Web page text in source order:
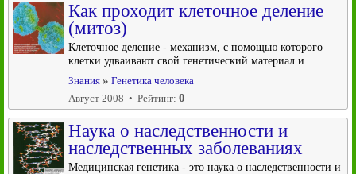
Как проходит клеточное деление
(митоз)
Клеточное деление - механизм, с помощью которого
клетки удваивают свой генетический материал и...
Знания » Генетика человека
Август 2008 • Рейтинг: 0
Наука о наследственности и
наследственных заболеваниях
Медицинская генетика - это наука о наследственности и